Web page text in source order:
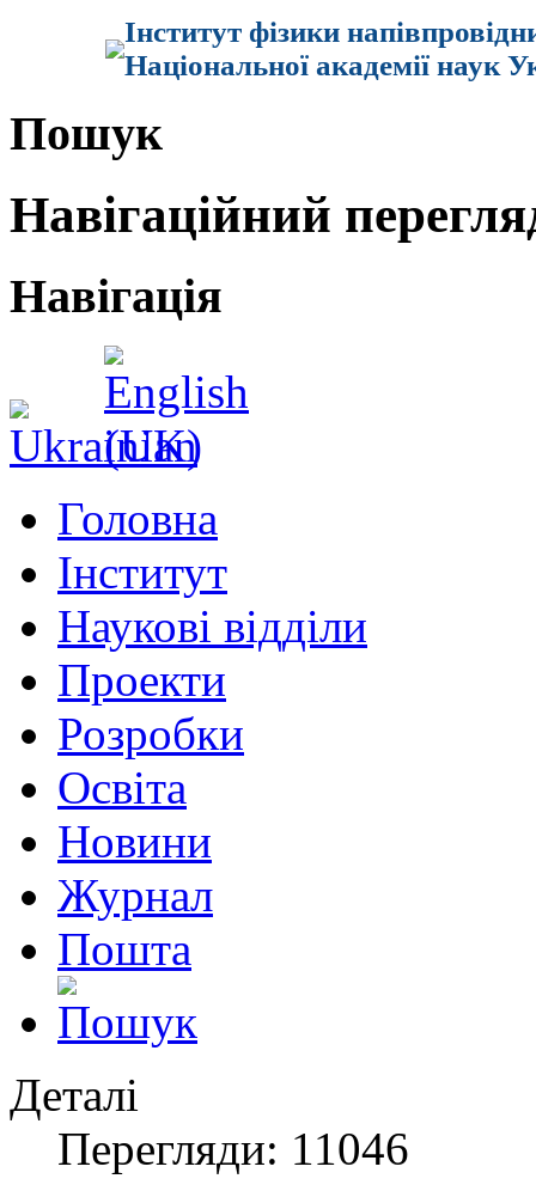
Інститут фізики
Національної академії наук
Пошук
Навігаційний
Навігація
Головна
Інститут
Наукові відділи
Проекти
Розробки
Освіта
Новини
Журнал
Пошта
Деталі
Перегляди: 11046